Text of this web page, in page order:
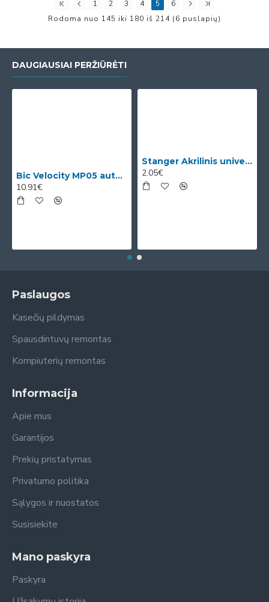
1 2 3 4 5
6
Rodoma nuo 145 iki 180 iš 214 (6 puslapių)
DAUGIAUSIAI PERŽIŪRĖTI
Bic Velocity MP05 automatinis pieštukas su 3 x 0.5mm HB grafitais (dėžutėje 12vnt. skirtingomis korp
10.91€
Stanger Akrilinis universalus lakas, žvilgančio aukso efektas, 82 ml, 1 vnt KI12780A
2.05€
Paslaugos
Kasečių pildymas
Spausdintuvų remontas
Kompiuterių remontas
Informacija
Apie mus
Garantijos
Prekių pristatymas
Privatumo politika
Sąlygos ir nuostatos
Susisiekite
Mano paskyra
Paskyra